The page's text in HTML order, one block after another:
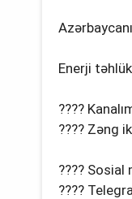
Enerji
????
???? Zəng
???? Sosial
????